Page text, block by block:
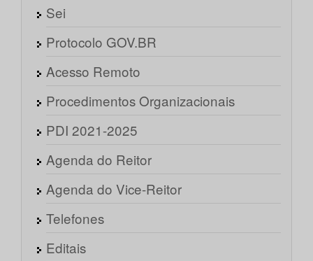
Sei
Protocolo GOV.BR
Acesso Remoto
Procedimentos Organizacionais
PDI 2021-2025
Agenda do Reitor
Agenda do Vice-Reitor
Telefones
Editais